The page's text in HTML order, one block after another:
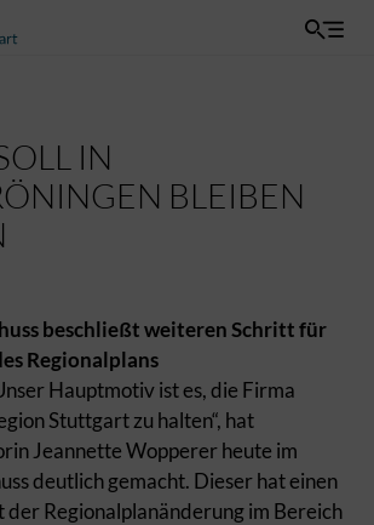
IN
BLEIBEN
beschließt weiteren Schritt für
Regionalplans
Hauptmotiv ist es, die Firma
Stuttgart zu halten“, hat
Jeannette Wopperer heute im
deutlich gemacht. Dieser hat einen
Regionalplanänderung im Bereich